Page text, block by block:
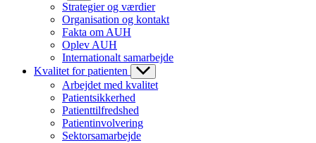
Strategier og værdier
Organisation og kontakt
Fakta om AUH
Oplev AUH
Internationalt samarbejde
Kvalitet for patienten
Arbejdet med kvalitet
Patientsikkerhed
Patienttilfredshed
Patientinvolvering
Sektorsamarbejde